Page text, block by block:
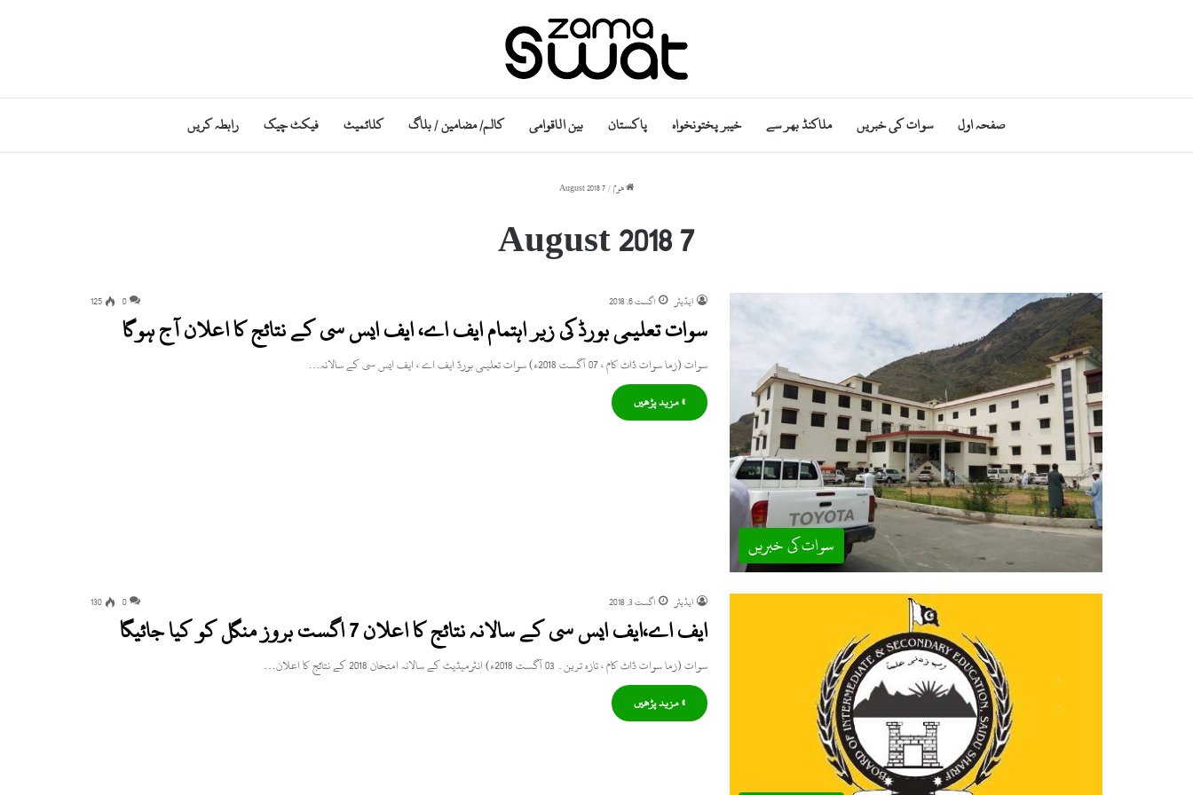
صفحہ اول سوات کی خبریں ملاکنڈ بھر سے خیبر پختونخواہ پاکستان بین الاقوامی کالم/ مضامین / بلاگ کلائمیٹ فیکٹ چیک رابطہ کریں
ھوم/
7 August 2018
7 August 2018
سوات کی خبریں
ایڈیٹر اگست 6, 2018 0
125
سوات تعلیمی بورڈ کی زیر اہتمام ایف اے، ایف ایس سی کے نتائج کا اعلان آج ہوگا
سوات (زما سوات ڈاٹ کام ، 07 آگست 2018ء) سوات تعلیمی بورڈ ایف اے ، ایف ایس سی کے سالانہ…
» مزید پڑھیں
ایڈیٹر اگست 3, 2018 0
130
ایف اے،ایف ایس سی کے سالانہ نتائج کا اعلان 7 اگست بروز منگل کو کیا جائیگا
سوات (زما سوات ڈاٹ کام ، تازہ ترین۔ 03 آگست 2018ء) انٹرمیڈیٹ کے سالانہ امتحان 2018 کے نتائج کا اعلان…
» مزید پڑھیں